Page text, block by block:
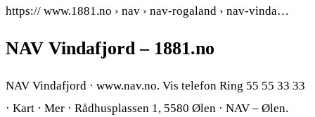
https:// www.1881.no › nav › nav-rogaland › nav-vinda…
NAV Vindafjord – 1881.no
NAV Vindafjord · www.nav.no. Vis telefon Ring 55 55 33 33
· Kart · Mer · Rådhusplassen 1, 5580 Ølen · NAV – Ølen.